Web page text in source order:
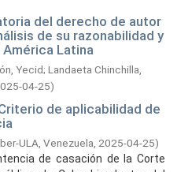
del derecho de autor
de su razonabilidad y
Latina
Yecid; Landaeta Chinchilla,
04-25)
de aplicabilidad de
ULA, Venezuela, 2025-04-25)
de casación de la Corte